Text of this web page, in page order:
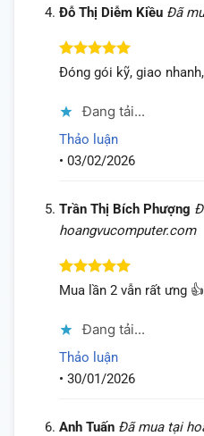
Đỗ Thị Diễm Kiều Đã
Được xếp
hạng 5
Đóng gói kỹ, giao
Đang tải...
Thảo luận
• 03/02/2026
Trần Thị Bích Phượng
hoangvucomputer.com
Được xếp
Mua lần 2 vẫn rất ưng 👍
Đang tải...
Thảo luận
• 30/01/2026
Anh Tuấn Đã mua tại